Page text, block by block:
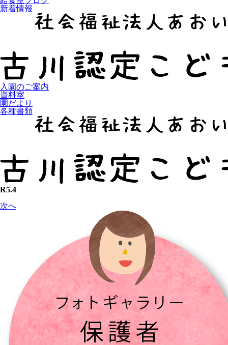
新着情報
入園のご案内
資料室
園だより
各種書類
R5.4
次へ